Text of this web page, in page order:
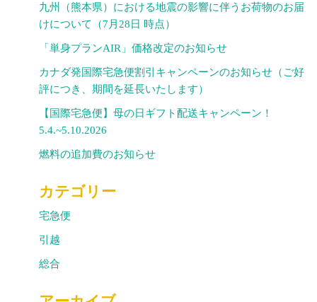
九州（熊本県）における地震の影響に伴うお荷物のお届
けについて（7月28日 時点）
「単身プランAIR」価格改定のお知らせ
カナダ発国際宅急便割引キャンペーンのお知らせ（ご好
評につき、期間を延長いたします）
【国際宅急便】母の日ギフト配送キャンペーン！
5.4.~5.10.2026
燃料の追加費のお知らせ
カテゴリー
宅急便
引越
総合